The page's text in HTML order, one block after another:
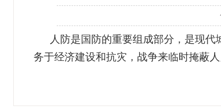
人防是国防的重要组成部分，是现
务于经济建设和抗灾，战争来临时掩蔽